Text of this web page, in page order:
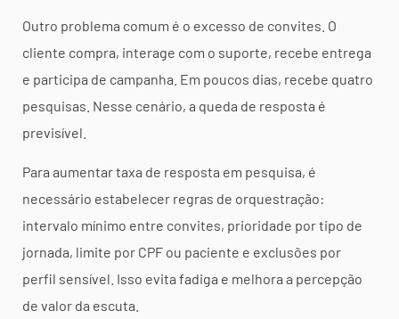
Outro problema comum é o excesso de convites. O
cliente compra, interage com o suporte, recebe entrega
e participa de campanha. Em poucos dias, recebe quatro
pesquisas. Nesse cenário, a queda de resposta é
previsível.
Para aumentar taxa de resposta em pesquisa, é
necessário estabelecer regras de orquestração:
intervalo mínimo entre convites, prioridade por tipo de
jornada, limite por CPF ou paciente e exclusões por
perfil sensível. Isso evita fadiga e melhora a percepção
de valor da escuta.